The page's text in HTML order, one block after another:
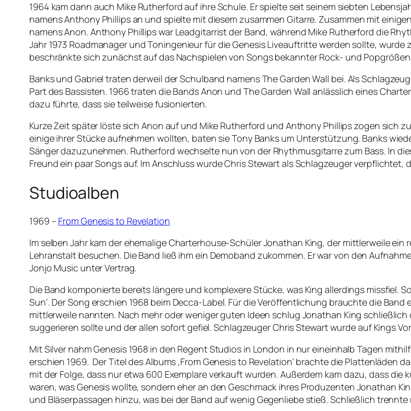
1964 kam dann auch Mike Rutherford auf ihre Schule. Er spielte seit seinem siebten
namens Anthony Phillips an und spielte mit diesem zusammen Gitarre. Zusammen mit
namens Anon. Anthony Phillips war Leadgitarrist der Band, während Mike Rutherford die
Jahr 1973 Roadmanager und Toningenieur für die Genesis Liveauftritte werden sollte, wurde
beschränkte sich zunächst auf das Nachspielen von Songs bekannter Rock- und
Banks und Gabriel traten derweil der Schulband namens The Garden Wall bei. Als
Part des Bassisten. 1966 traten die Bands Anon und The Garden Wall anlässlich eines
dazu führte, dass sie teilweise fusionierten.
Kurze Zeit später löste sich Anon auf und Mike Rutherford und Anthony Phillips zogen sich
einige ihrer Stücke aufnehmen wollten, baten sie Tony Banks um Unterstützung. Banks
Sänger dazuzunehmen. Rutherford wechselte nun von der Rhythmusgitarre zum Bass. In
Freund ein paar Songs auf. Im Anschluss wurde Chris Stewart als Schlagzeuger
Studioalben
1969 – From Genesis to Revelation
Im selben Jahr kam der ehemalige Charterhouse-Schüler Jonathan King, der mittlerweile
Lehranstalt besuchen. Die Band ließ ihm ein Demoband zukommen. Er war von den
Jonjo Music unter Vertrag.
Die Band komponierte bereits längere und komplexere Stücke, was King allerdings missfiel.
Sun‘. Der Song erschien 1968 beim Decca-Label. Für die Veröffentlichung brauchte die
mittlerweile nannten. Nach mehr oder weniger guten Ideen schlug Jonathan King
suggerieren sollte und der allen sofort gefiel. Schlagzeuger Chris Stewart wurde auf Kings
Mit Silver nahm Genesis 1968 in den Regent Studios in London in nur eineinhalb Tagen
erschien 1969. Der Titel des Albums ‚From Genesis to Revelation‘ brachte die Plattenläden
mit der Folge, dass nur etwa 600 Exemplare verkauft wurden. Außerdem kam dazu, dass
waren, was Genesis wollte, sondern eher an den Geschmack ihres Produzenten Jonathan
und Bläserpassagen hinzu, was bei der Band auf wenig Gegenliebe stieß. Schließlich trennte